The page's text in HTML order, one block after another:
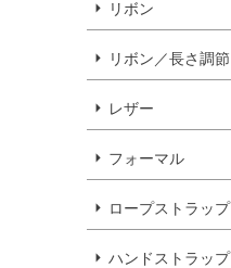
リボン
リボン／長さ調節
レザー
フォーマル
ロープストラップ
ハンドストラップ